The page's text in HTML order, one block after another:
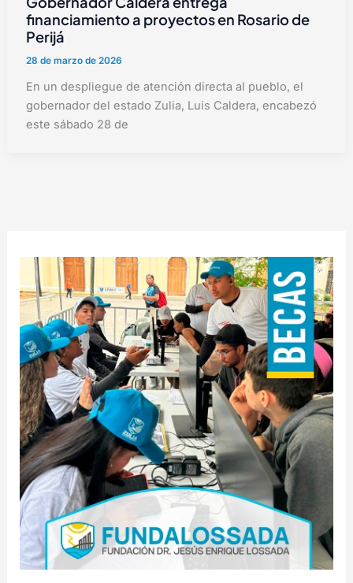
financiamiento a proyectos en Rosario de
Perijá
28 de marzo de 2026
En un despliegue de atención directa al pueblo, el
gobernador del estado Zulia, Luis Caldera, encabezó
este sábado 28 de